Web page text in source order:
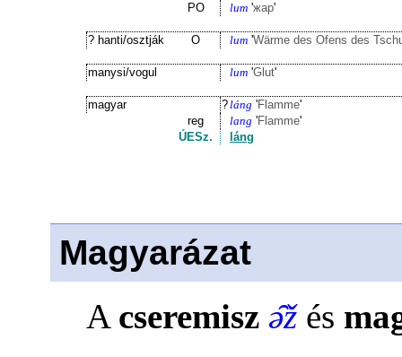
PO
lum 'жар'
? hanti/osztják O lum 'Wärme des Ofens des
manysi/vogul lum 'Glut'
magyar ?láng 'Flamme'
reg
lang 'Flamme'
ÚESz.
láng
Magyarázat
A cseremisz ə̑žés